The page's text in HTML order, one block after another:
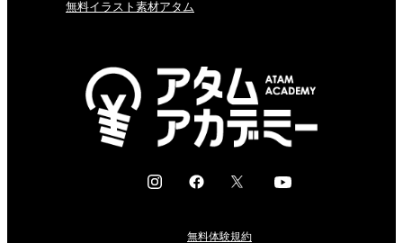
無料イラスト素材アタム
I
F
e
X
Y
無料体験規約